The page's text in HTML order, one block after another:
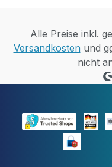
Alle Preise inkl.
Versandkostenund
nicht